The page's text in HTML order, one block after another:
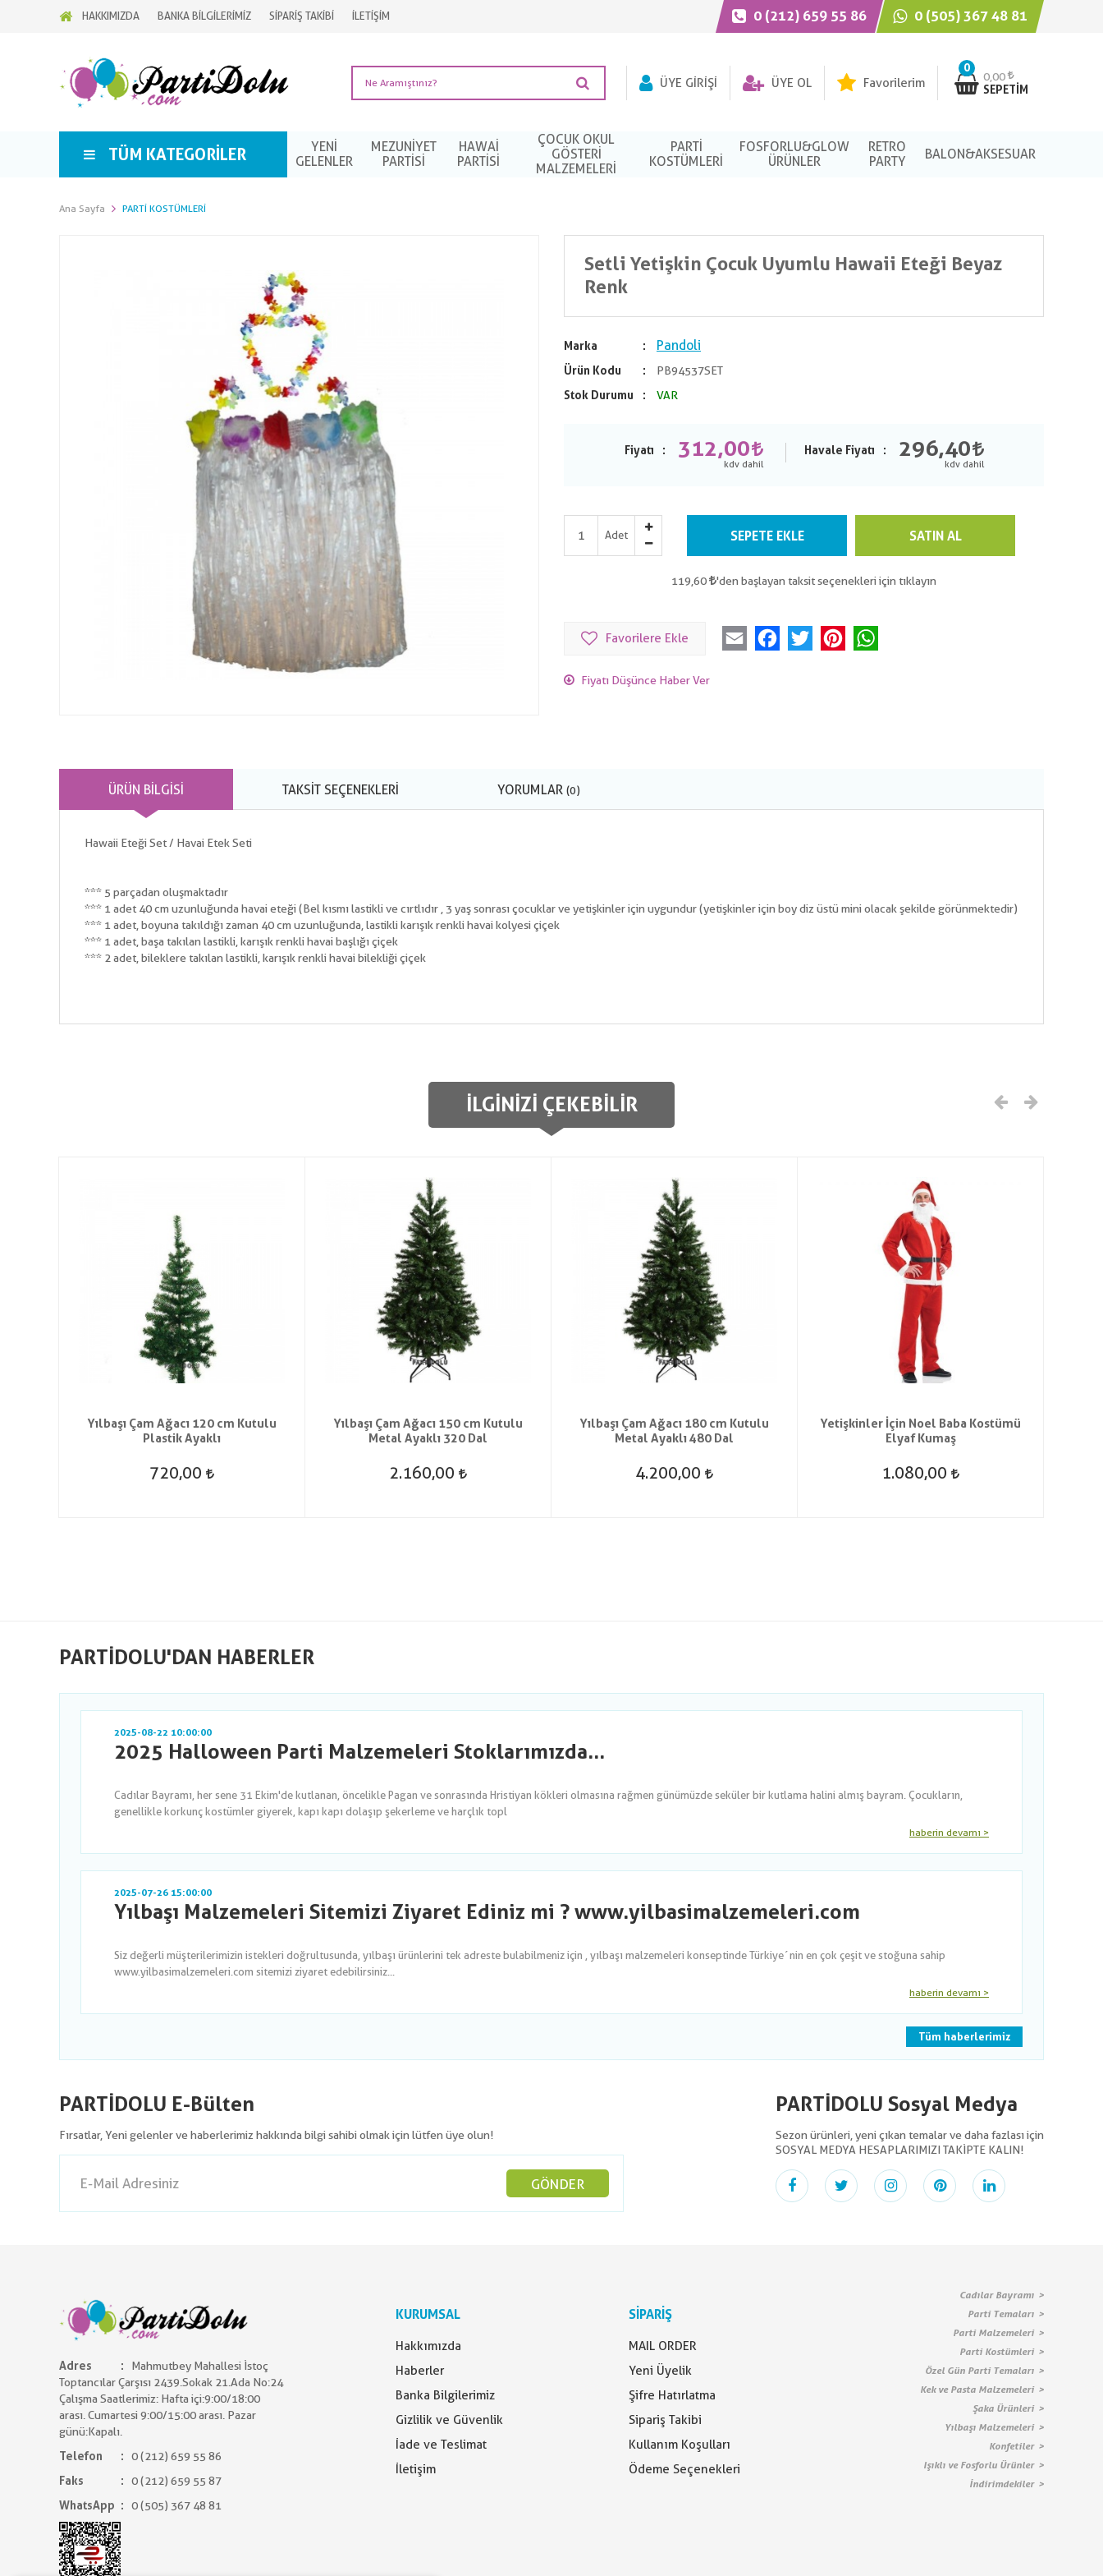
HAKKIMIZDA BANKA BİLGİLERİMİZ SİPARİŞ TAKİBİ İLETİŞİM 0 (212) 659 55 86 0 (505) 367 48 81
0
0,00
SEPETIM
ÜYE GIRIŞI ÜYE OL Favorilerim
TÜM KATEGORILER
YENİ
GELENLER
MEZUNIYET
PARTISI
HAWAI
PARTISI
ÇOCUK OKUL
GÖSTERİ
MALZEMELERİ
PARTI
KOSTÜMLERI
FOSFORLU&GLOW
ÜRÜNLER
RETRO
PARTY
BALON&AKSESUAR
Ana Sayfa PARTI KOSTÜMLERI
Setli Yetişkin Çocuk Uyumlu Hawaii Eteği Beyaz
Renk
Marka Pandoli
Ürün Kodu
PB94537SET
Stok Durumu
VAR
Fiyatı 312,00 Havale Fiyatı 296,40
Adet SEPETE EKLE SATIN AL
119,60 'den başlayan taksit seçenekleri için tıklayın
Favorilere Ekle Email FacebookTwitter Pinterest
Fiyatı Düşünce Haber Ver
ÜRÜN BILGISI TAKSIT SEÇENEKLERI YORUMLAR (0)
Hawaii Eteği Set / Havai Etek Seti
*** 5 parçadan oluşmaktadır
*** 1 adet 40 cm uzunluğunda havai eteği (Bel kısmı lastikli ve cırtlıdır , 3 yaş sonrası çocuklar ve yetişkinler için uygundur (yetişkinler için boy diz üstü mini olacak şekilde görünmektedir)
*** 1 adet, boyuna takıldığı zaman 40 cm uzunluğunda, lastikli karışık renkli havai kolyesi çiçek
*** 1 adet, başa takılan lastikli, karışık renkli havai başlığı çiçek
*** 2 adet, bileklere takılan lastikli, karışık renkli havai bilekliği çiçek
İLGINIZI ÇEKEBILIR
Yılbaşı Çam Ağacı 120 cm Kutulu
Plastik Ayaklı
720,00
Yılbaşı Çam Ağacı 150 cm Kutulu
Metal Ayaklı 320 Dal
2.160,00
Yılbaşı Çam Ağacı 180 cm Kutulu
Metal Ayaklı 480 Dal
4.200,00
Yetişkinler İçin Noel Baba Kostümü
Elyaf Kumaş
1.080,00
PARTIDOLU'DAN HABERLER
2025-08-22 10:00:00
2025 Halloween Parti Malzemeleri Stoklarımızda...
Cadılar Bayramı, her sene 31 Ekim'de kutlanan, öncelikle Pagan ve sonrasında Hristiyan kökleri olmasına rağmen günümüzde seküler bir kutlama halini almış bayram. Çocukların,
genellikle korkunç kostümler giyerek, kapı kapı dolaşıp şekerleme ve harçlık topl
haberin devamı >
2025-07-26 15:00:00
Yılbaşı Malzemeleri Sitemizi Ziyaret Ediniz mi ? www.yilbasimalzemeleri.com
Siz değerli müşterilerimizin istekleri doğrultusunda, yılbaşı ürünlerini tek adreste bulabilmeniz için , yılbaşı malzemeleri konseptinde Türkiye´nin en çok çeşit ve stoğuna sahip
www.yilbasimalzemeleri.com sitemizi ziyaret edebilirsiniz...
haberin devamı >
Tüm haberlerimiz
PARTİDOLU E-Bülten
Fırsatlar, Yeni gelenler ve haberlerimiz hakkında bilgi sahibi olmak için lütfen üye olun!
GÖNDER
PARTİDOLU Sosyal Medya
Sezon ürünleri, yeni çıkan temalar ve daha fazlası için
SOSYAL MEDYA HESAPLARIMIZI TAKİPTE KALIN!
Adres
Mahmutbey Mahallesi İstoç
Toptancılar Çarşısı 2439.Sokak 21.Ada No:24
Çalışma Saatlerimiz: Hafta içi:9:00/18:00
arası. Cumartesi 9:00/15:00 arası. Pazar
günü:Kapalı.
Telefon
0 (212) 659 55 86
Faks
0 (212) 659 55 87
WhatsApp
0 (505) 367 48 81
KURUMSAL
Hakkımızda
Haberler
Banka Bilgilerimiz
Gizlilik ve Güvenlik
İade ve Teslimat
İletişim
SİPARİŞ
MAIL ORDER
Yeni Üyelik
Şifre Hatırlatma
Sipariş Takibi
Kullanım Koşulları
Ödeme Seçenekleri
Cadılar Bayramı
Parti Temaları
Parti Malzemeleri
Parti Kostümleri
Özel Gün Parti Temaları
Kek ve Pasta Malzemeleri
Şaka Ürünleri
Yılbaşı Malzemeleri
Konfetiler
Işıklı ve Fosforlu Ürünler
İndirimdekiler